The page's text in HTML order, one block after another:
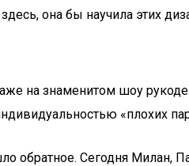
она бы научила этих
на знаменитом шоу
«плохих
обратное. Сегодня